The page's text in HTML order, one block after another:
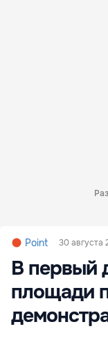
Point 30 августа
В первый
площади